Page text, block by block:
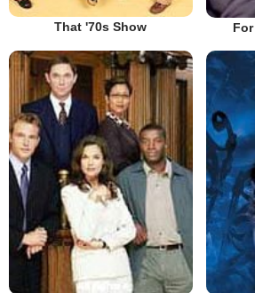
That '70s Show